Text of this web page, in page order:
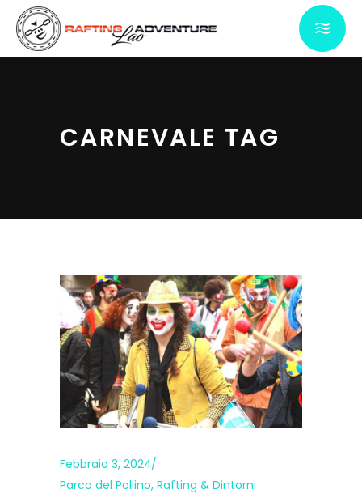
CARNEVALE TAG
Febbraio 3, 2024
Parco del Pollino, Rafting & Dintorni